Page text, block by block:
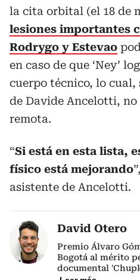
la cita orbital (el 18 de
lesiones importantes
Rodrygo y Estevao
en caso de que ‘Ney’
cuerpo técnico, lo cual,
de Davide Ancelotti,
remota.
“Si está en esta lista,
físico está mejorando
asistente de Ancelotti.
David Otero
Premio Álvaro
Bogotá al mérito
documental